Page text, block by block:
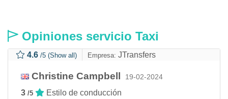
Opiniones servicio Taxi
4.6 /5 (Show all) Empresa: JTransfers
Christine Campbell 19-02-2024
3 /5
Estilo de conducción